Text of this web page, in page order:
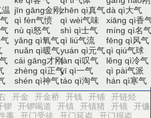
jīn gāng金刚zhēn qì真气dà qì大气
qì fèn气愤 qì wèi气味 xiāng qì香
nù qì怒气 shì qì士气 míng qì名
yǎng qì氧气qì liú气流 fēng qì风气
nuǎn qì暖气yuán qì元气qì qiú气球
cái gāng才刚tàn qì叹气 lěng qì冷气
zhèng qì正气yī qì一气 qì pài气派
shén qì神气táo qì淘气 hán qì寒气
开金 开金桥 开钱 开铺 开链烃
锣 开锣喝道 开镇 开镇猪 开镜 开镰
事 开门受徒 开门延盗 开门揖盗